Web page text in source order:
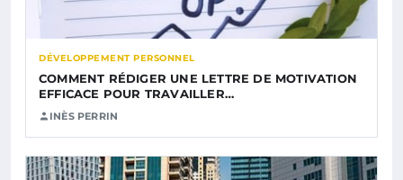
DÉVELOPPEMENT PERSONNEL
COMMENT RÉDIGER UNE LETTRE DE MOTIVATION
EFFICACE POUR TRAVAILLER…
INÈS PERRIN